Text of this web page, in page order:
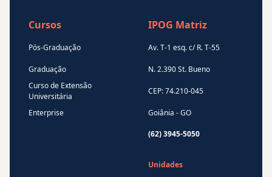
Cursos
Pós-Graduação
Graduação
Curso de Extensão
Universitária
Enterprise
IPOG Matriz
Av. T-1 esq. c/ R. T-55
N. 2.390 St. Bueno
CEP: 74.210-045
Goiânia - GO
(62) 3945-5050
Unidades